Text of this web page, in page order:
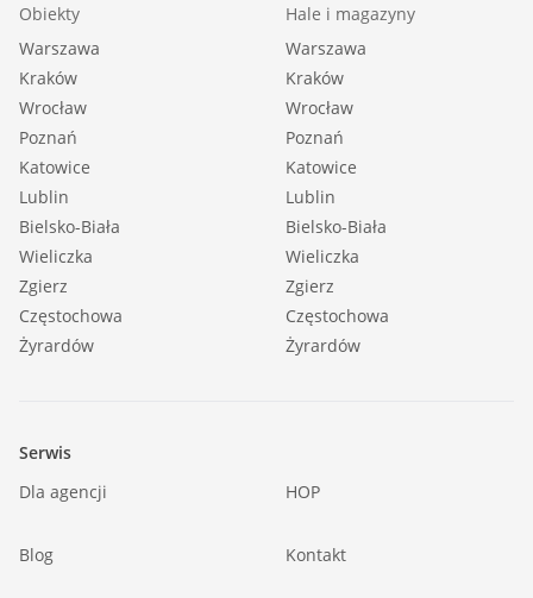
Obiekty
Warszawa
Kraków
Wrocław
Poznań
Katowice
Lublin
Bielsko-Biała
Wieliczka
Zgierz
Częstochowa
Żyrardów
Hale i magazyny
Warszawa
Kraków
Wrocław
Poznań
Katowice
Lublin
Bielsko-Biała
Wieliczka
Zgierz
Częstochowa
Żyrardów
Serwis
Dla agencji
HOP
Blog Kontakt